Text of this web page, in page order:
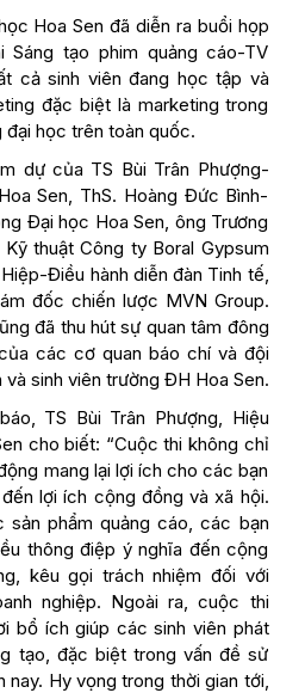
Hoa Sen đã diễn ra buổi họp
tạo phim quảng cáo-TV
cả sinh viên đang học tập và
đặc biệt là marketing trong
học trên toàn quốc.
dự của TS Bùi Trân Phượng-
Sen, ThS. Hoàng Đức Bình-
Đại học Hoa Sen, ông Trương
thuật Công ty Boral Gypsum
Điều hành diễn đàn Tinh tế,
đốc chiến lược MVN Group.
đã thu hút sự quan tâm đông
các cơ quan báo chí và đội
và sinh viên trường ĐH Hoa Sen.
TS Bùi Trân Phượng, Hiệu
cho biết: “Cuộc thi không chỉ
mang lại lợi ích cho các bạn
lợi ích cộng đồng và xã hội.
sản phẩm quảng cáo, các bạn
thông điệp ý nghĩa đến cộng
kêu gọi trách nhiệm đối với
nghiệp. Ngoài ra, cuộc thi
bổ ích giúp các sinh viên phát
tạo, đặc biệt trong vấn đề sử
nay. Hy vọng trong thời gian tới,